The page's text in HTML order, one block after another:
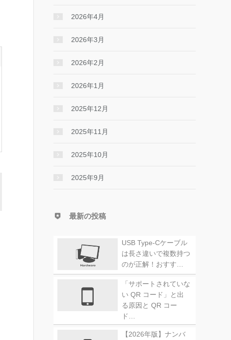
2026年4月
2026年3月
2026年2月
2026年1月
2025年12月
2025年11月
2025年10月
2025年9月
最新の投稿
USB Type-Cケーブル
は長さ違いで複数持つ
のが正解！おすす…
「サポートされていな
い QR コード」と出
る原因と QR コー
ド…
【2026年版】ナンバ